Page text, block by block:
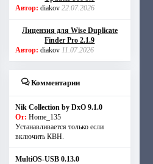
Автор: diakov 22.07.2026
Лицензия для Wise Duplicate
Finder Pro 2.1.9
Автор: diakov 11.07.2026
Комментарии
Nik Collection by DxO 9.1.0
От: Home_135
Устанавливается только если
включить КВН.
MultiOS-USB 0.13.0